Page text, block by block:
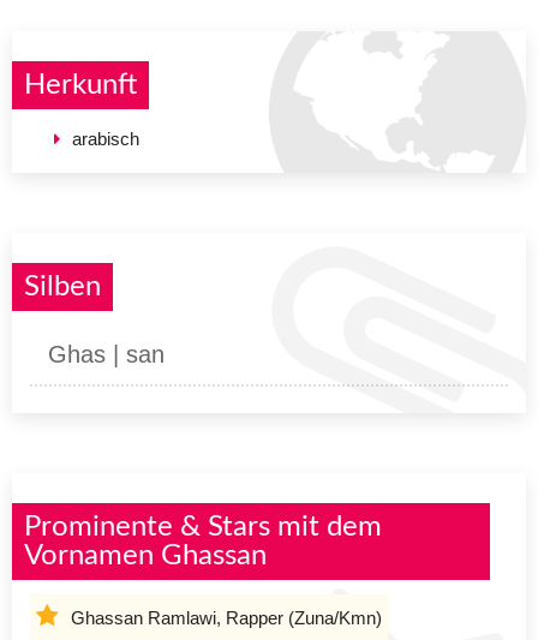
Herkunft
arabisch
Silben
Ghas | san
Prominente & Stars mit dem
Vornamen Ghassan
Ghassan Ramlawi, Rapper (Zuna/Kmn)